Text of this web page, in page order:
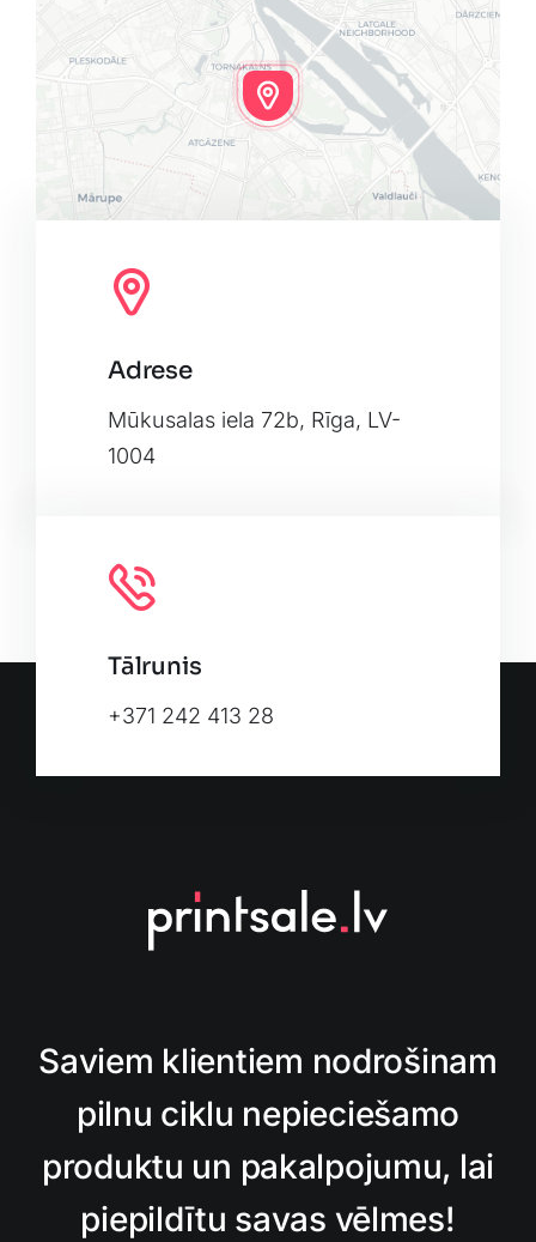
OpenStreetMap, under ODbL.
Adrese
Mūkusalas iela 72b, Rīga, LV-
1004
Tālrunis
+371 242 413 28
Saviem klientiem nodrošinam
pilnu ciklu nepieciešamo
produktu un pakalpojumu, lai
piepildītu savas vēlmes!